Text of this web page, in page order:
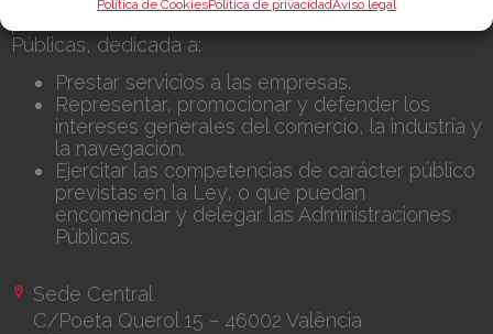
Política de CookiesPolítica de privacidadAviso legal
Públicas, dedicada a:
Prestar servicios a las empresas.
Representar, promocionar y defender los
intereses generales del comercio, la industria y
la navegación.
Ejercitar las competencias de carácter público
previstas en la Ley, o que puedan
encomendar y delegar las Administraciones
Públicas.
Sede Central
C/Poeta Querol 15 – 46002 València